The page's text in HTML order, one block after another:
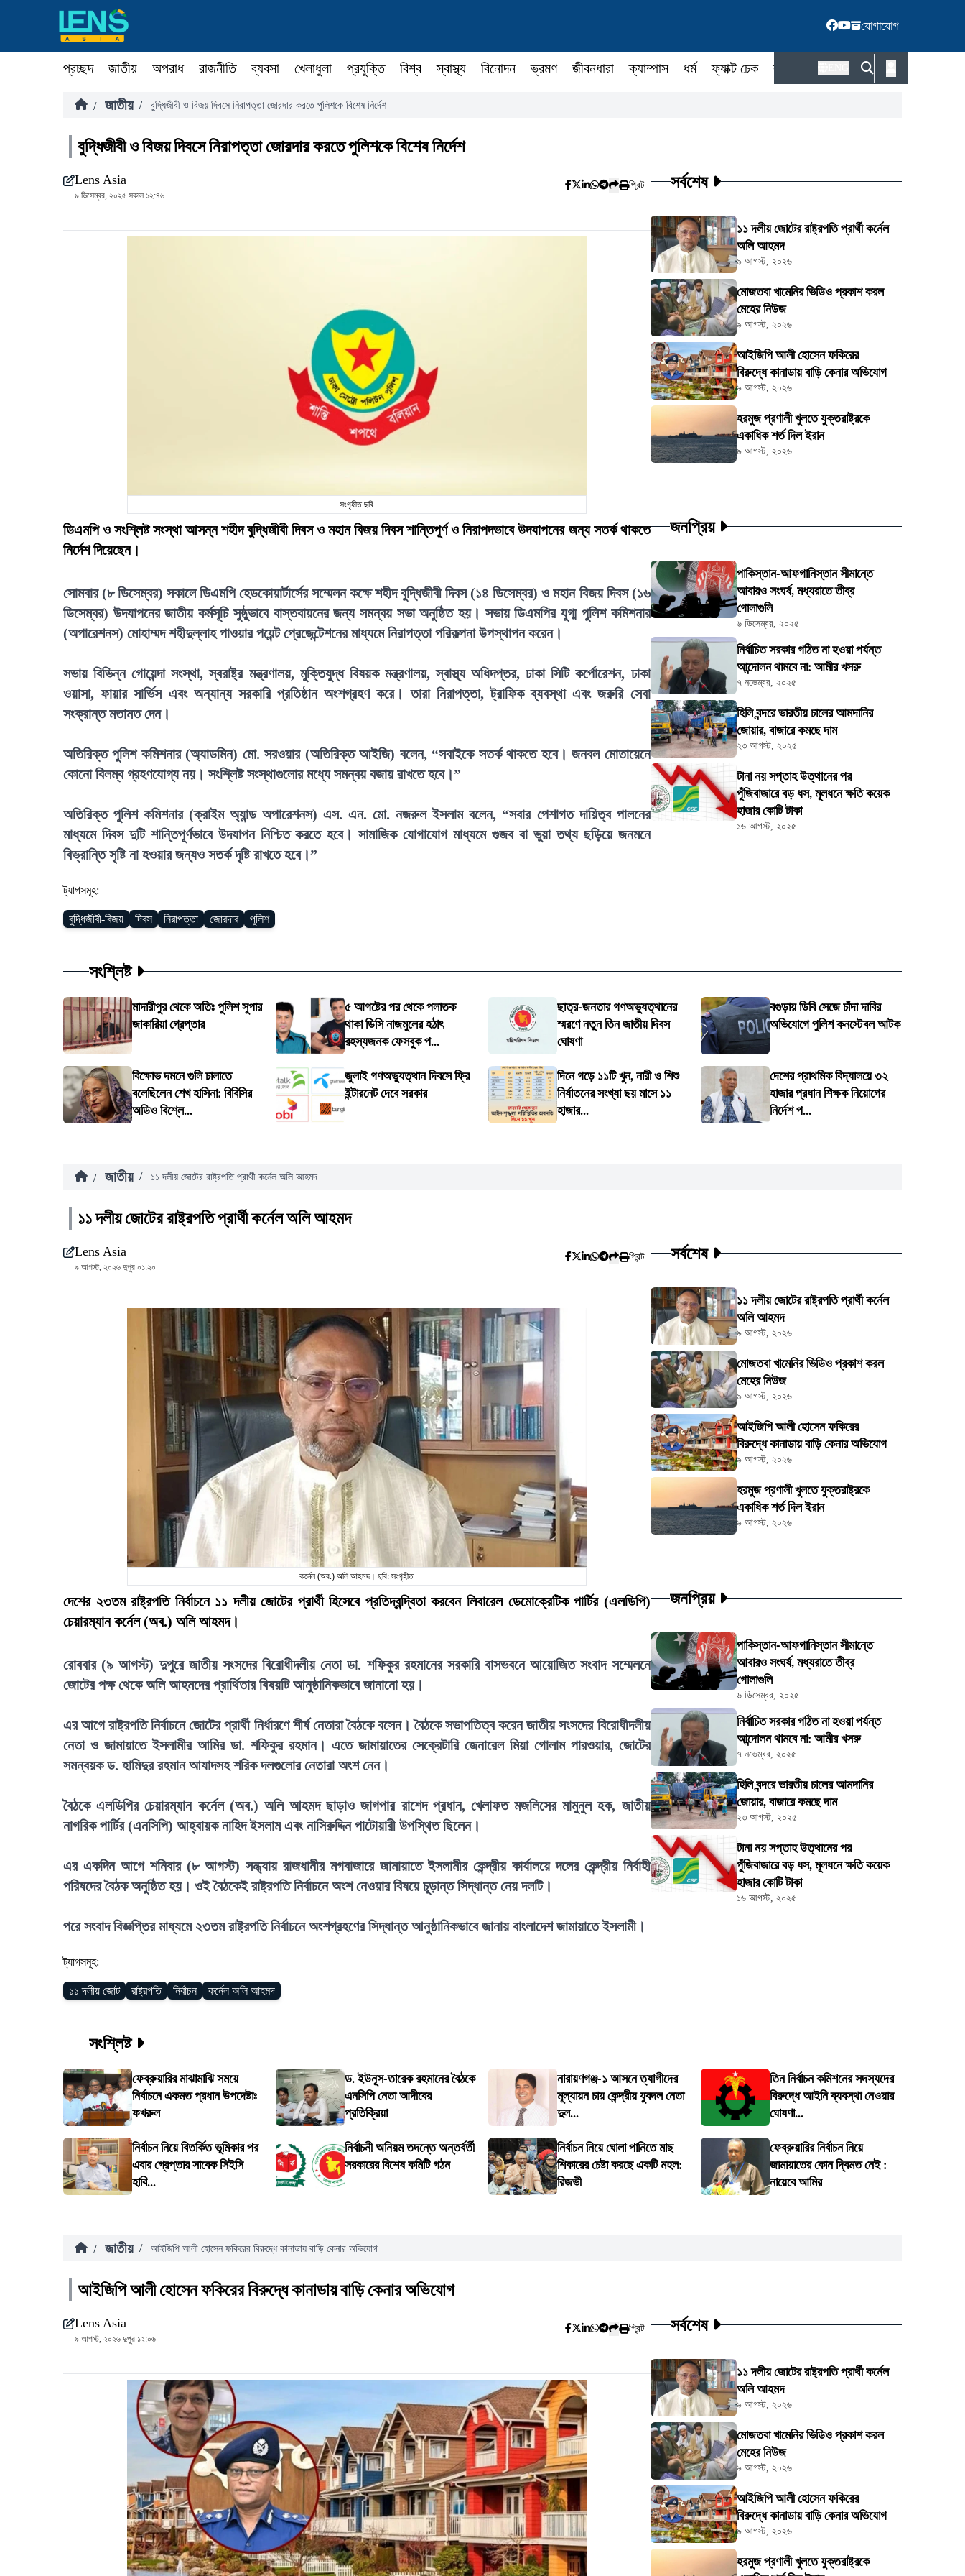
যোগাযোগ
প্রচ্ছদ জাতীয় অপরাধ রাজনীতি ব্যবসা খেলাধুলা প্রযুক্তি বিশ্ব স্বাস্থ্য বিনোদন ভ্রমণ জীবনধারা ক্যাম্পাস ধর্ম ফ্যাক্ট চেক কর্মকর্তা
/ জাতীয় / বুদ্ধিজীবী ও বিজয় দিবসে নিরাপত্তা জোরদার করতে পুলিশকে বিশেষ নির্দেশ
বুদ্ধিজীবী ও বিজয় দিবসে নিরাপত্তা জোরদার করতে পুলিশকে বিশেষ নির্দেশ
Lens Asia
৯ ডিসেম্বর, ২০২৫ সকাল ১২:৪৬
প্রিন্ট
সংগৃহীত ছবি
ডিএমপি ও সংশ্লিষ্ট সংস্থা আসন্ন শহীদ বুদ্ধিজীবী দিবস ও মহান বিজয় দিবস শান্তিপূর্ণ ও নিরাপদভাবে উদযাপনের জন্য সতর্ক থাকতে
নির্দেশ দিয়েছেন।
সোমবার (৮ ডিসেম্বর) সকালে ডিএমপি হেডকোয়ার্টার্সের সম্মেলন কক্ষে শহীদ বুদ্ধিজীবী দিবস (১৪ ডিসেম্বর) ও মহান বিজয় দিবস (১৬
ডিসেম্বর) উদযাপনের জাতীয় কর্মসূচি সুষ্ঠুভাবে বাস্তবায়নের জন্য সমন্বয় সভা অনুষ্ঠিত হয়। সভায় ডিএমপির যুগ্ম পুলিশ কমিশনার
(অপারেশনস) মোহাম্মদ শহীদুল্লাহ পাওয়ার পয়েন্ট প্রেজেন্টেশনের মাধ্যমে নিরাপত্তা পরিকল্পনা উপস্থাপন করেন।
সভায় বিভিন্ন গোয়েন্দা সংস্থা, স্বরাষ্ট্র মন্ত্রণালয়, মুক্তিযুদ্ধ বিষয়ক মন্ত্রণালয়, স্বাস্থ্য অধিদপ্তর, ঢাকা সিটি কর্পোরেশন, ঢাকা
ওয়াসা, ফায়ার সার্ভিস এবং অন্যান্য সরকারি প্রতিষ্ঠান অংশগ্রহণ করে। তারা নিরাপত্তা, ট্রাফিক ব্যবস্থা এবং জরুরি সেবা
সংক্রান্ত মতামত দেন।
অতিরিক্ত পুলিশ কমিশনার (অ্যাডমিন) মো. সরওয়ার (অতিরিক্ত আইজি) বলেন, “সবাইকে সতর্ক থাকতে হবে। জনবল মোতায়েনে
কোনো বিলম্ব গ্রহণযোগ্য নয়। সংশ্লিষ্ট সংস্থাগুলোর মধ্যে সমন্বয় বজায় রাখতে হবে।”
অতিরিক্ত পুলিশ কমিশনার (ক্রাইম অ্যান্ড অপারেশনস) এস. এন. মো. নজরুল ইসলাম বলেন, “সবার পেশাগত দায়িত্ব পালনের
মাধ্যমে দিবস দুটি শান্তিপূর্ণভাবে উদযাপন নিশ্চিত করতে হবে। সামাজিক যোগাযোগ মাধ্যমে গুজব বা ভুয়া তথ্য ছড়িয়ে জনমনে
বিভ্রান্তি সৃষ্টি না হওয়ার জন্যও সতর্ক দৃষ্টি রাখতে হবে।”
ট্যাগসমূহ:
বুদ্ধিজীবী-বিজয় দিবস নিরাপত্তা জোরদার পুলিশ
সর্বশেষ
১১ দলীয় জোটের রাষ্ট্রপতি প্রার্থী কর্নেল
অলি আহমদ
৯ আগস্ট, ২০২৬
মোজতবা খামেনির ভিডিও প্রকাশ করল
মেহের নিউজ
৯ আগস্ট, ২০২৬
আইজিপি আলী হোসেন ফকিরের
বিরুদ্ধে কানাডায় বাড়ি কেনার অভিযোগ
৯ আগস্ট, ২০২৬
হরমুজ প্রণালী খুলতে যুক্তরাষ্ট্রকে
একাধিক শর্ত দিল ইরান
৯ আগস্ট, ২০২৬
জনপ্রিয়
পাকিস্তান-আফগানিস্তান সীমান্তে
আবারও সংঘর্ষ, মধ্যরাতে তীব্র
গোলাগুলি
৬ ডিসেম্বর, ২০২৫
নির্বাচিত সরকার গঠিত না হওয়া পর্যন্ত
আন্দোলন থামবে না: আমীর খসরু
৭ নভেম্বর, ২০২৫
হিলি বন্দরে ভারতীয় চালের আমদানির
জোয়ার, বাজারে কমছে দাম
২৩ আগস্ট, ২০২৫
টানা নয় সপ্তাহ উত্থানের পর
পুঁজিবাজারে বড় ধস, মূলধনে ক্ষতি কয়েক
হাজার কোটি টাকা
১৬ আগস্ট, ২০২৫
সংশ্লিষ্ট
মাদারীপুর থেকে অতিঃ পুলিশ সুপার
জাকারিয়া গ্রেপ্তার
৫ আগষ্টের পর থেকে পলাতক
থাকা ডিসি নাজমুলের হঠাৎ
রহস্যজনক ফেসবুক প...
ছাত্র-জনতার গণঅভ্যুত্থানের
স্মরণে নতুন তিন জাতীয় দিবস
ঘোষণা
বগুড়ায় ডিবি সেজে চাঁদা দাবির
অভিযোগে পুলিশ কনস্টেবল আটক
বিক্ষোভ দমনে গুলি চালাতে
বলেছিলেন শেখ হাসিনা: বিবিসির
অডিও বিশ্লে...
জুলাই গণঅভ্যুত্থান দিবসে ফ্রি
ইন্টারনেট দেবে সরকার
দিনে গড়ে ১১টি খুন, নারী ও শিশু
নির্যাতনের সংখ্যা ছয় মাসে ১১
হাজার...
দেশের প্রাথমিক বিদ্যালয়ে ৩২
হাজার প্রধান শিক্ষক নিয়োগের
নির্দেশ প...
/ জাতীয় / ১১ দলীয় জোটের রাষ্ট্রপতি প্রার্থী কর্নেল অলি আহমদ
১১ দলীয় জোটের রাষ্ট্রপতি প্রার্থী কর্নেল অলি আহমদ
Lens Asia
৯ আগস্ট, ২০২৬ দুপুর ০১:২০
প্রিন্ট
কর্নেল (অব.) অলি আহমদ। ছবি: সংগৃহীত
দেশের ২৩তম রাষ্ট্রপতি নির্বাচনে ১১ দলীয় জোটের প্রার্থী হিসেবে প্রতিদ্বন্দ্বিতা করবেন লিবারেল ডেমোক্রেটিক পার্টির (এলডিপি)
চেয়ারম্যান কর্নেল (অব.) অলি আহমদ।
রোববার (৯ আগস্ট) দুপুরে জাতীয় সংসদের বিরোধীদলীয় নেতা ডা. শফিকুর রহমানের সরকারি বাসভবনে আয়োজিত সংবাদ সম্মেলনে
জোটের পক্ষ থেকে অলি আহমদের প্রার্থিতার বিষয়টি আনুষ্ঠানিকভাবে জানানো হয়।
এর আগে রাষ্ট্রপতি নির্বাচনে জোটের প্রার্থী নির্ধারণে শীর্ষ নেতারা বৈঠকে বসেন। বৈঠকে সভাপতিত্ব করেন জাতীয় সংসদের বিরোধীদলীয়
নেতা ও জামায়াতে ইসলামীর আমির ডা. শফিকুর রহমান। এতে জামায়াতের সেক্রেটারি জেনারেল মিয়া গোলাম পারওয়ার, জোটের
সমন্বয়ক ড. হামিদুর রহমান আযাদসহ শরিক দলগুলোর নেতারা অংশ নেন।
বৈঠকে এলডিপির চেয়ারম্যান কর্নেল (অব.) অলি আহমদ ছাড়াও জাগপার রাশেদ প্রধান, খেলাফত মজলিসের মামুনুল হক, জাতীয়
নাগরিক পার্টির (এনসিপি) আহ্বায়ক নাহিদ ইসলাম এবং নাসিরুদ্দিন পাটোয়ারী উপস্থিত ছিলেন।
এর একদিন আগে শনিবার (৮ আগস্ট) সন্ধ্যায় রাজধানীর মগবাজারে জামায়াতে ইসলামীর কেন্দ্রীয় কার্যালয়ে দলের কেন্দ্রীয় নির্বাহী
পরিষদের বৈঠক অনুষ্ঠিত হয়। ওই বৈঠকেই রাষ্ট্রপতি নির্বাচনে অংশ নেওয়ার বিষয়ে চূড়ান্ত সিদ্ধান্ত নেয় দলটি।
পরে সংবাদ বিজ্ঞপ্তির মাধ্যমে ২৩তম রাষ্ট্রপতি নির্বাচনে অংশগ্রহণের সিদ্ধান্ত আনুষ্ঠানিকভাবে জানায় বাংলাদেশ জামায়াতে ইসলামী।
ট্যাগসমূহ:
১১ দলীয় জোট রাষ্ট্রপতি নির্বাচন কর্নেল অলি আহমদ
সর্বশেষ
১১ দলীয় জোটের রাষ্ট্রপতি প্রার্থী কর্নেল
অলি আহমদ
৯ আগস্ট, ২০২৬
মোজতবা খামেনির ভিডিও প্রকাশ করল
মেহের নিউজ
৯ আগস্ট, ২০২৬
আইজিপি আলী হোসেন ফকিরের
বিরুদ্ধে কানাডায় বাড়ি কেনার অভিযোগ
৯ আগস্ট, ২০২৬
হরমুজ প্রণালী খুলতে যুক্তরাষ্ট্রকে
একাধিক শর্ত দিল ইরান
৯ আগস্ট, ২০২৬
জনপ্রিয়
পাকিস্তান-আফগানিস্তান সীমান্তে
আবারও সংঘর্ষ, মধ্যরাতে তীব্র
গোলাগুলি
৬ ডিসেম্বর, ২০২৫
নির্বাচিত সরকার গঠিত না হওয়া পর্যন্ত
আন্দোলন থামবে না: আমীর খসরু
৭ নভেম্বর, ২০২৫
হিলি বন্দরে ভারতীয় চালের আমদানির
জোয়ার, বাজারে কমছে দাম
২৩ আগস্ট, ২০২৫
টানা নয় সপ্তাহ উত্থানের পর
পুঁজিবাজারে বড় ধস, মূলধনে ক্ষতি কয়েক
হাজার কোটি টাকা
১৬ আগস্ট, ২০২৫
সংশ্লিষ্ট
ফেব্রুয়ারির মাঝামাঝি সময়ে
নির্বাচনে একমত প্রধান উপদেষ্টাঃ
ফখরুল
ড. ইউনূস-তারেক রহমানের বৈঠকে
এনসিপি নেতা আদীবের
প্রতিক্রিয়া
নারায়ণগঞ্জ-১ আসনে ত্যাগীদের
মূল্যায়ন চায় কেন্দ্রীয় যুবদল নেতা
দুল...
তিন নির্বাচন কমিশনের সদস্যদের
বিরুদ্ধে আইনি ব্যবস্থা নেওয়ার
ঘোষণা...
নির্বাচন নিয়ে বিতর্কিত ভূমিকার পর
এবার গ্রেপ্তার সাবেক সিইসি
হাবি...
নির্বাচনী অনিয়ম তদন্তে অন্তর্বর্তী
সরকারের বিশেষ কমিটি গঠন
নির্বাচন নিয়ে ঘোলা পানিতে মাছ
শিকারের চেষ্টা করছে একটি মহল:
রিজভী
ফেব্রুয়ারির নির্বাচন নিয়ে
জামায়াতের কোন দ্বিমত নেই :
নায়েবে আমির
/ জাতীয় / আইজিপি আলী হোসেন ফকিরের বিরুদ্ধে কানাডায় বাড়ি কেনার অভিযোগ
আইজিপি আলী হোসেন ফকিরের বিরুদ্ধে কানাডায় বাড়ি কেনার অভিযোগ
Lens Asia
৯ আগস্ট, ২০২৬ দুপুর ১২:০৬
প্রিন্ট সর্বশেষ
১১ দলীয় জোটের রাষ্ট্রপতি প্রার্থী কর্নেল
অলি আহমদ
৯ আগস্ট, ২০২৬
মোজতবা খামেনির ভিডিও প্রকাশ করল
মেহের নিউজ
৯ আগস্ট, ২০২৬
আইজিপি আলী হোসেন ফকিরের
বিরুদ্ধে কানাডায় বাড়ি কেনার অভিযোগ
৯ আগস্ট, ২০২৬
হরমুজ প্রণালী খুলতে যুক্তরাষ্ট্রকে